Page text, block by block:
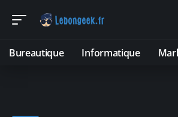
Bureautique Informatique